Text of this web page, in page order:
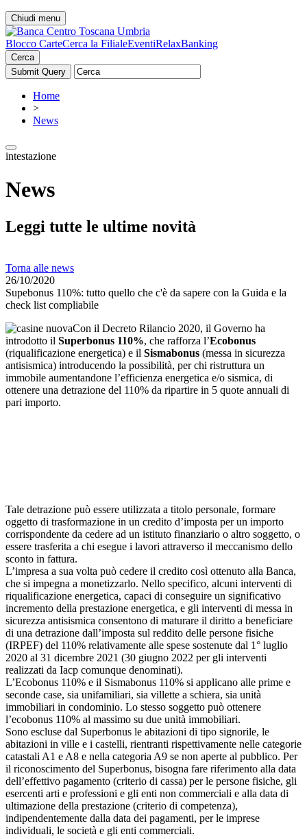
Chiudi menu
Blocco CarteCerca la FilialeEventiRelaxBanking
Cerca
Home
>
News
intestazione
News
Leggi tutte le ultime novità
Torna alle news
26/10/2020
Supebonus 110%: tutto quello che c'è da sapere con la Guida e la
check list compliabile
Con il Decreto Rilancio 2020, il Governo ha
introdotto il Superbonus 110%, che rafforza l’Ecobonus
(riqualificazione energetica) e il Sismabonus (messa in sicurezza
antisismica) introducendo la possibilità, per chi ristruttura un
immobile aumentandone l’efficienza energetica e/o sismica, di
ottenere una detrazione del 110% da ripartire in 5 quote annuali di
pari importo.
Tale detrazione può essere utilizzata a titolo personale, formare
oggetto di trasformazione in un credito d’imposta per un importo
corrispondente da cedere ad un istituto finanziario o altro soggetto, o
essere trasferita a chi esegue i lavori attraverso il meccanismo dello
sconto in fattura.
L’impresa a sua volta può cedere il credito così ottenuto alla Banca,
che si impegna a monetizzarlo. Nello specifico, alcuni interventi di
riqualificazione energetica, capaci di conseguire un significativo
incremento della prestazione energetica, e gli interventi di messa in
sicurezza antisismica consentono di maturare il diritto a beneficiare
di una detrazione dall’imposta sul reddito delle persone fisiche
(IRPEF) del 110% relativamente alle spese sostenute dal 1° luglio
2020 al 31 dicembre 2021 (30 giugno 2022 per gli interventi
realizzati da Iacp comunque denominati).
L’Ecobonus 110% e il Sismabonus 110% si applicano alle prime e
seconde case, sia unifamiliari, sia villette a schiera, sia unità
immobiliari in condominio. Lo stesso soggetto può ottenere
l’ecobonus 110% al massimo su due unità immobiliari.
Sono escluse dal Superbonus le abitazioni di tipo signorile, le
abitazioni in ville e i castelli, rientranti rispettivamente nelle categorie
catastali A1 e A8 e nella categoria A9 se non aperte al pubblico. Per
il riconoscimento del Superbonus, bisogna fare riferimento alla data
dell’effettivo pagamento (criterio di cassa) per le persone fisiche, gli
esercenti arti e professioni e gli enti non commerciali e alla data di
ultimazione della prestazione (criterio di competenza),
indipendentemente dalla data dei pagamenti, per le imprese
individuali, le società e gli enti commerciali.